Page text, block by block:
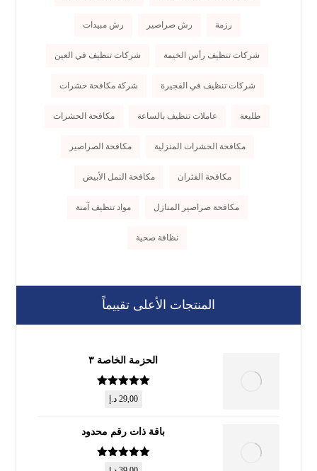
رزمة رش صراصير رش مبيدات
شركات تنظيف رأس الخيمة شركات تنظيف في العين
شركات تنظيف في الفجيرة شركة مكافحة حشرات
طليعة عاملات تنظيف بالساعة مكافحة الحشرات
مكافحة الحشرات المنزلية مكافحة الصراصير
مكافحة الفئران مكافحة النمل الأبيض
مكافحة صراصير المنازل مواد تنظيف آمنة
نظافة صحية
المنتجات الأعلى تقييماً
الحزمة الخاصة ٣
تم التقييم
من 5
29,00 د.إ
باقة ذات رقم محدود
تم التقييم